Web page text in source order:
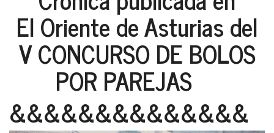
El Oriente de Asturias del
V CONCURSO DE BOLOS
POR PAREJAS
&&&&&&&&&&&&&&